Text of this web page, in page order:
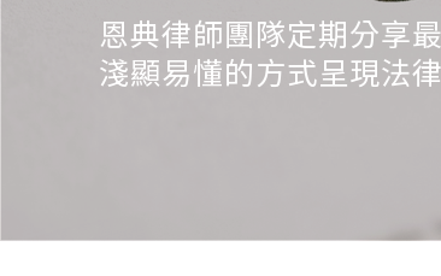
恩典律師團隊定期分享
淺顯易懂的方式呈現法